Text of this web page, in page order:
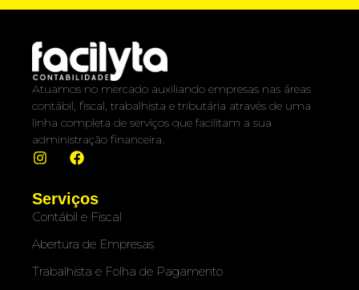
Atuamos no mercado auxiliando empresas nas áreas
contábil, fiscal, trabalhista e tributária através de uma
linha completa de serviços que facilitam a sua
administração financeira.
Serviços
Contábil e Fiscal
Abertura de Empresas
Trabalhista e Folha de Pagamento